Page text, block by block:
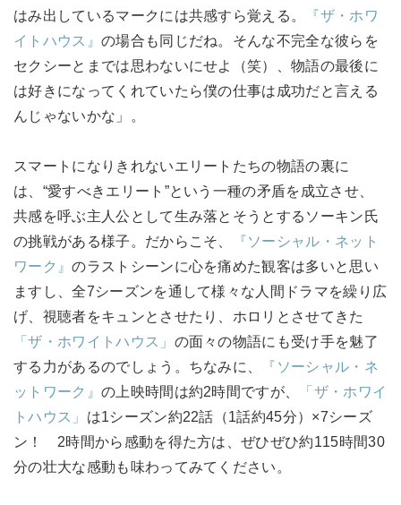
はみ出しているマークには共感すら覚える。
『ザ・ホワ
イトハウス』 の場合も同じだね。そんな不完全な彼らを
セクシーとまでは思わないにせよ（笑）、物語の最後に
は好きになってくれていたら僕の仕事は成功だと言える
んじゃないかな」。
スマートになりきれないエリートたちの物語の裏に
は、“愛すべきエリート”という一種の矛盾を成立させ、
共感を呼ぶ主人公として生み落とそうとするソーキン氏
の挑戦がある様子。だからこそ、
『ソーシャル・ネット
ワーク』のラストシーンに心を痛めた観客は多いと思い
ますし、全7シーズンを通して様々な人間ドラマを繰り広
げ、視聴者をキュンとさせたり、ホロリとさせてきた
「ザ・ホワイトハウス」 の面々の物語にも受け手を魅了
する力があるのでしょう。ちなみに、
『ソーシャル・ネ
ットワーク』 の上映時間は約2時間ですが、
「ザ・ホワイ
トハウス」 は1シーズン約22話（1話約45分）×7シーズ
ン！ 2時間から感動を得た方は、ぜひぜひ約115時間30
分の壮大な感動も味わってみてください。